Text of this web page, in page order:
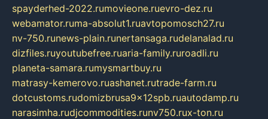
spayderhed-2022.rumovieone.ruevro-dez.ru
webamator.ruma-absolut1.ruavtopomosch27.ru
nv-750.runews-plain.runertansaga.rudelanalad.ru
dizfiles.ruyoutubefree.ruaria-family.ruroadli.ru
planeta-samara.rumysmartbuy.ru
matrasy-kemerovo.ruashanet.rutrade-farm.ru
dotcustoms.rudomizbrusa9x12spb.ruautodamp.ru
narasimha.rudjcommodities.runv750.rux-ton.ru